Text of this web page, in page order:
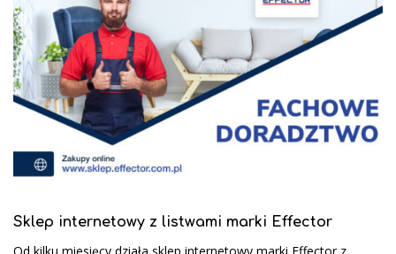
Sklep internetowy z listwami marki Effector